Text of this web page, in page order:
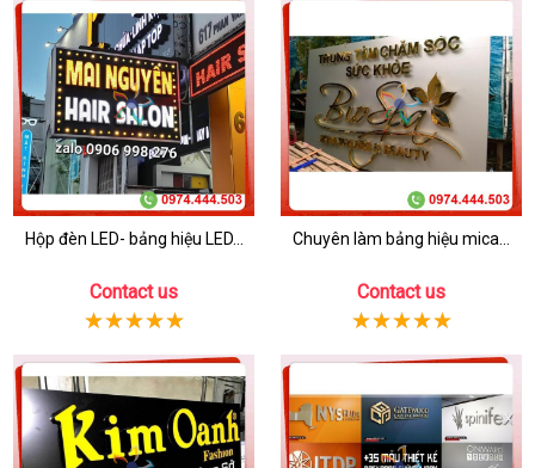
Hộp đèn LED- bảng hiệu LED...
Contact us
Chuyên làm bảng hiệu mica...
Contact us